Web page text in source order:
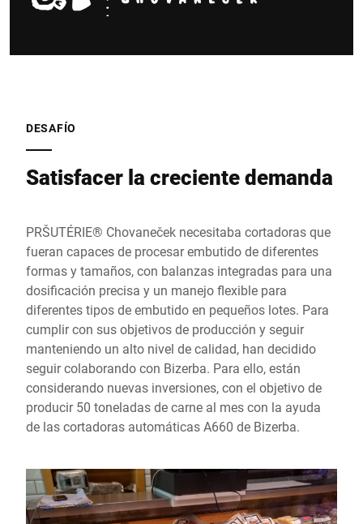
DESAFÍO
Satisfacer la creciente demanda
PRŠUTÉRIE® Chovaneček necesitaba cortadoras que
fueran capaces de procesar embutido de diferentes
formas y tamaños, con balanzas integradas para una
dosificación precisa y un manejo flexible para
diferentes tipos de embutido en pequeños lotes. Para
cumplir con sus objetivos de producción y seguir
manteniendo un alto nivel de calidad, han decidido
seguir colaborando con Bizerba. Para ello, están
considerando nuevas inversiones, con el objetivo de
producir 50 toneladas de carne al mes con la ayuda
de las cortadoras automáticas A660 de Bizerba.